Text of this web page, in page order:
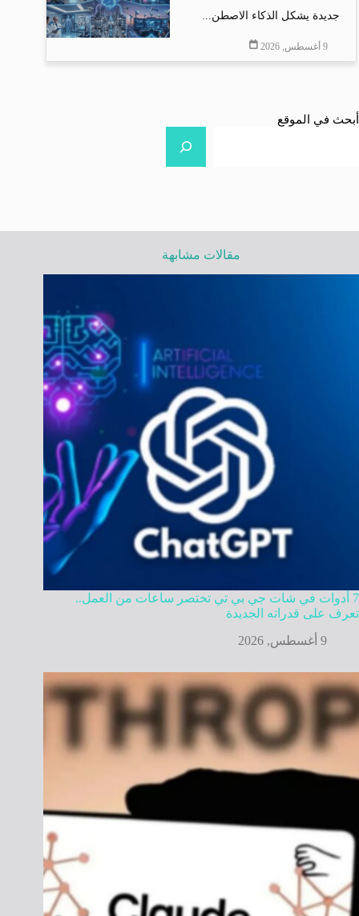
جديدة يشكل الذكاء الاصطن...
9 أغسطس, 2026
أبحث في الموقع
مقالات مشابهة
7 أدوات في شات جي بي تي تختصر ساعات من العمل..
تعرف على قدراته الجديدة
9 أغسطس, 2026